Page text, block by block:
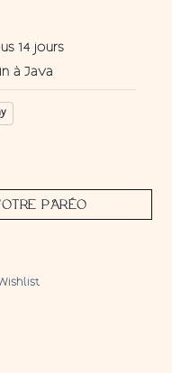
14 jours
à Java
PARÉO